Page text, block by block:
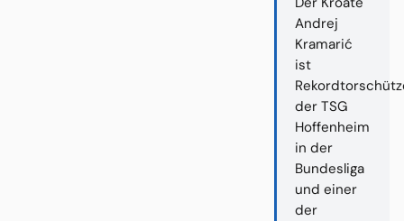
Andrej
Kramarić
ist
der TSG
Hoffenheim
in der
Bundesliga
und einer
der